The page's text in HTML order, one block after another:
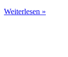
Weiterlesen »